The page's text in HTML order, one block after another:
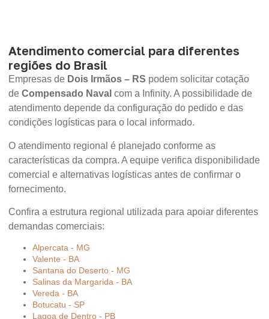
Atendimento comercial para diferentes
regiões do Brasil
Empresas de Dois Irmãos – RS podem solicitar cotação
de Compensado Naval com a Infinity. A possibilidade de
atendimento depende da configuração do pedido e das
condições logísticas para o local informado.
O atendimento regional é planejado conforme as
características da compra. A equipe verifica disponibilidade
comercial e alternativas logísticas antes de confirmar o
fornecimento.
Confira a estrutura regional utilizada para apoiar diferentes
demandas comerciais:
Alpercata - MG
Valente - BA
Santana do Deserto - MG
Salinas da Margarida - BA
Vereda - BA
Botucatu - SP
Lagoa de Dentro - PB